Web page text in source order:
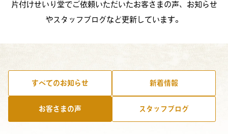
片付けせいり堂でご依頼いただいたお客さまの声、お知らせ
やスタッフブログなど更新しています。
すべてのお知らせ 新着情報
お客さまの声 スタッフブログ